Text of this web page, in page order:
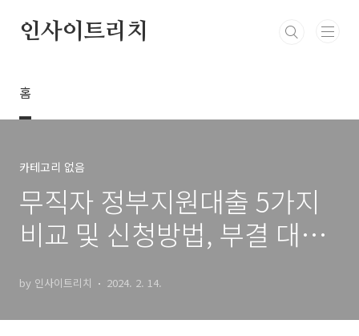
인사이트리치
홈
카테고리 없음
무직자 정부지원대출 5가지
비교 및 신청방법, 부결 대안
by 인사이트리치 2024. 2. 14.